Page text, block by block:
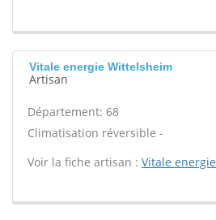
Vitale energie Wittelsheim
Artisan
Département: 68
Climatisation réversible -
Voir la fiche artisan : Vitale energie